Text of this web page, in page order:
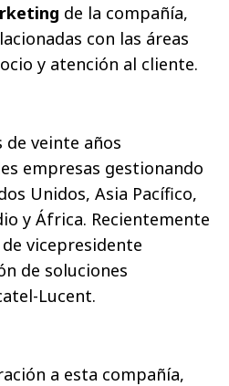
de la compañí­a,
con las áreas
y atención al cliente.
de veinte años
empresas gestionando
Unidos, Asia Pací­fico,
y África. Recientemente
vicepresidente
de soluciones
Lucent.
a esta compañí­a,